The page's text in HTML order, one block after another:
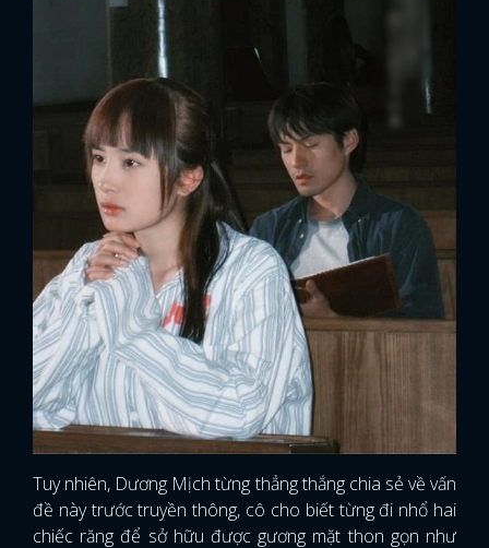
Tuy nhiên, Dương Mịch từng thẳng thắng chia sẻ về vấn
đề này trước truyền thông, cô cho biết từng đi nhổ hai
chiếc răng để sở hữu được gương mặt thon gọn như